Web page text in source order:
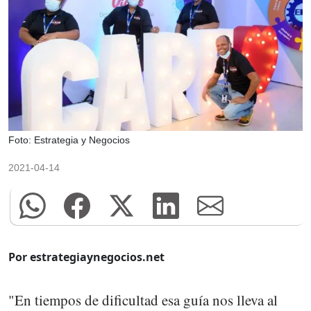
Foto: Estrategia y Negocios
2021-04-14
Por estrategiaynegocios.net
"En tiempos de dificultad esa guía nos lleva al